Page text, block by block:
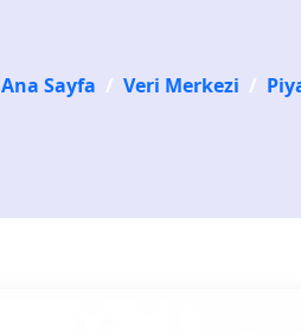
Ana Sayfa / Veri Merkezi /